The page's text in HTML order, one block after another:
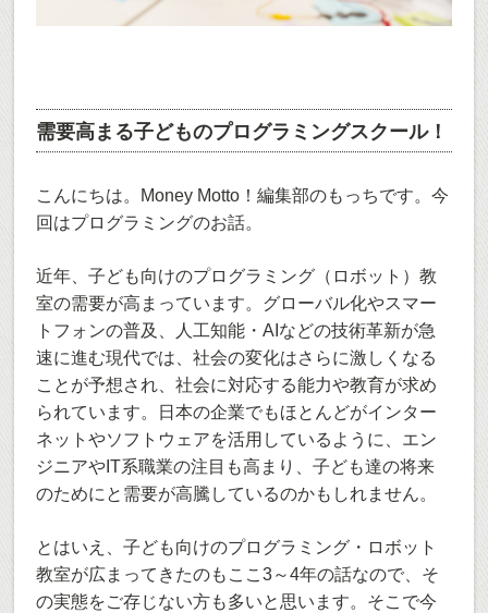
需要高まる子どものプログラミングスクール！
こんにちは。Money Motto！編集部のもっちです。今
回はプログラミングのお話。
近年、子ども向けのプログラミング（ロボット）教
室の需要が高まっています。グローバル化やスマー
トフォンの普及、人工知能・AIなどの技術革新が急
速に進む現代では、社会の変化はさらに激しくなる
ことが予想され、社会に対応する能力や教育が求め
られています。日本の企業でもほとんどがインター
ネットやソフトウェアを活用しているように、エン
ジニアやIT系職業の注目も高まり、子ども達の将来
のためにと需要が高騰しているのかもしれません。
とはいえ、子ども向けのプログラミング・ロボット
教室が広まってきたのもここ3～4年の話なので、そ
の実態をご存じない方も多いと思います。そこで今